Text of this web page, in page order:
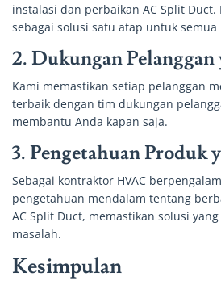
instalasi dan perbaikan AC Split
sebagai solusi satu atap untuk semua
2.Dukungan Pelanggan
Kami memastikan setiap pelanggan
terbaik dengan tim dukungan
membantu Anda kapan saja.
3.Pengetahuan Produk
Sebagai kontraktor HVAC
pengetahuan mendalam tentang
AC Split Duct, memastikan solusi
masalah.
Kesimpulan